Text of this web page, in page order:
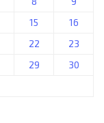
15
16
22
23
29
30